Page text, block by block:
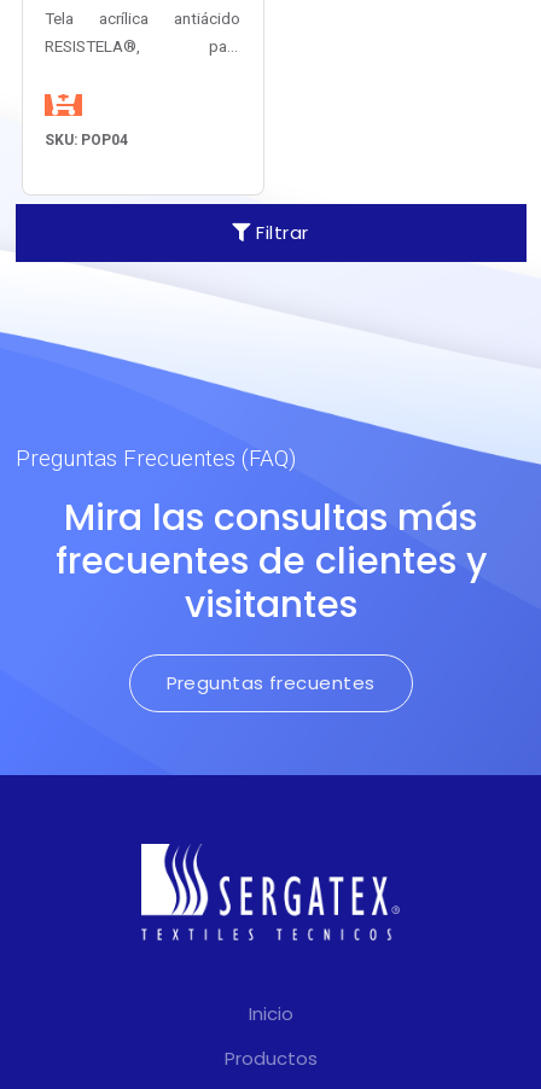
Filtrar
Tela acrílica antiácido
RESISTELA®, para
resistente al ácido sulfúrico
SKU: POP04
Preguntas Frecuentes (FAQ)
Mira las consultas más
frecuentes de clientes y
visitantes
Preguntas frecuentes
Inicio
Productos